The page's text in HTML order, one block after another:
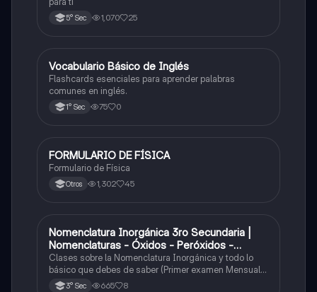
5° Sec 1,070 25
VInglés
Vocabulario Básico de Inglés
Flashcards esenciales para aprender palabras
comunes en inglés.
1° Sec 75 0
Física
FORMULARIO DE FÍSICA
Formulario de Física
Otros 1,302 45
Química
Nomenclatura Inorgánica 3ro Secundaria |
Nomenclaturas - Óxidos - Peróxidos -
Hidróxido o Bases
Clases sobre la Nomenclatura Inorgánica y todo lo
básico que debes de saber (Primer examen Mensual
2025)3° Sec 665 8